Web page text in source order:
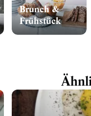
Brunch &
Frühstück